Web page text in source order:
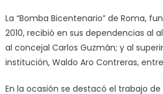
La “Bomba Bicentenario” de Roma,
2010, recibió en sus dependencias al
al concejal Carlos Guzmán; y al
institución, Waldo Aro Contreras,
En la ocasión se destacó el trabajo